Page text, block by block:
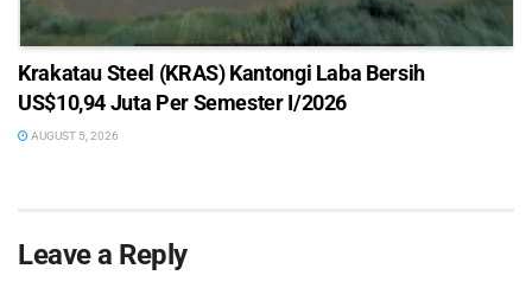
Krakatau Steel (KRAS) Kantongi Laba Bersih
US$10,94 Juta Per Semester I/2026
AUGUST 5, 2026
Leave a Reply